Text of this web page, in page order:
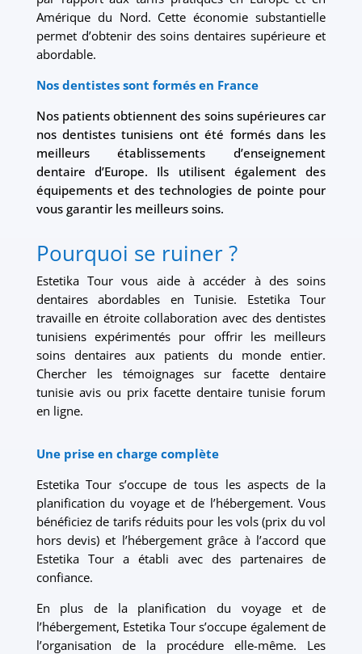
Amérique du Nord. Cette économie substantielle
permet d’obtenir des soins dentaires supérieure et
abordable.
Nos dentistes sont formés en France
Nos patients obtiennent des soins supérieures car
nos dentistes tunisiens ont été formés dans les
meilleurs établissements d’enseignement
dentaire d’Europe. Ils utilisent également des
équipements et des technologies de pointe pour
vous garantir les meilleurs soins.
Pourquoi se ruiner ?
Estetika Tour vous aide à accéder à des soins
dentaires abordables en Tunisie. Estetika Tour
travaille en étroite collaboration avec des dentistes
tunisiens expérimentés pour offrir les meilleurs
soins dentaires aux patients du monde entier.
Chercher les témoignages sur facette dentaire
tunisie avis ou prix facette dentaire tunisie forum
en ligne.
Une prise en charge complète
Estetika Tour s’occupe de tous les aspects de la
planification du voyage et de l’hébergement. Vous
bénéficiez de tarifs réduits pour les vols (prix du vol
hors devis) et l’hébergement grâce à l’accord que
Estetika Tour a établi avec des partenaires de
confiance.
En plus de la planification du voyage et de
l’hébergement, Estetika Tour s’occupe également de
l’organisation de la procédure elle-même. Les